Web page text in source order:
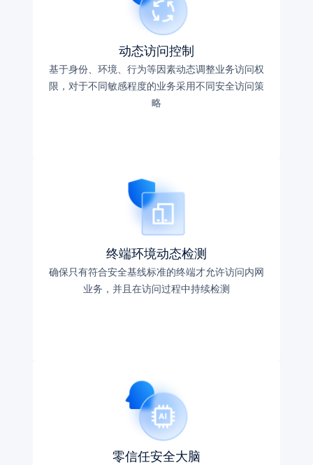
动态访问控制
基于身份、环境、行为等因素动态调整业务访问权
限，对于不同敏感程度的业务采用不同安全访问策
略
终端环境动态检测
确保只有符合安全基线标准的终端才允许访问内网
业务，并且在访问过程中持续检测
零信任安全大脑